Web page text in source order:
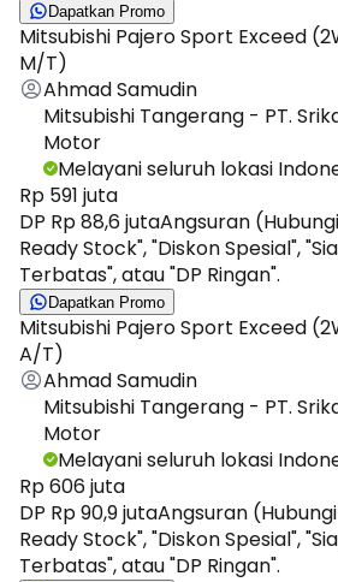
Dapatkan Promo
Mitsubishi Pajero Sport Exceed
M/T)
Ahmad Samudin
Mitsubishi Tangerang - PT.
Motor
Melayani seluruh lokasi
Rp 591 juta
DP Rp 88,6 jutaAngsuran
Ready Stock", "Diskon Spesial",
Terbatas", atau "DP Ringan".
Dapatkan Promo
Mitsubishi Pajero Sport Exceed
A/T)
Ahmad Samudin
Mitsubishi Tangerang - PT.
Motor
Melayani seluruh lokasi
Rp 606 juta
DP Rp 90,9 jutaAngsuran
Ready Stock", "Diskon Spesial",
Terbatas", atau "DP Ringan".